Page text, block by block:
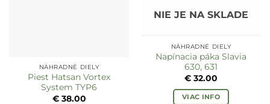
NÁHRADNÉ DIELY
Piest Hatsan Vortex
System TYP6
€38.00
NIE JE NA SKLADE
NÁHRADNÉ DIELY
Napínacia páka Slavia
630, 631
€ 32.00
VIAC INFO